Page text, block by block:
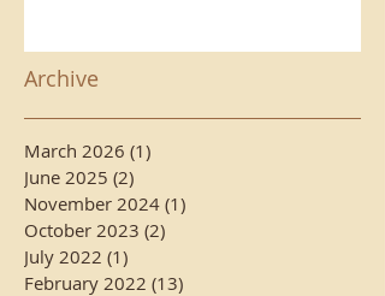
Archive
March 2026 (1)
June 2025 (2)
November 2024 (1)
October 2023 (2)
July 2022 (1)
February 2022 (13)